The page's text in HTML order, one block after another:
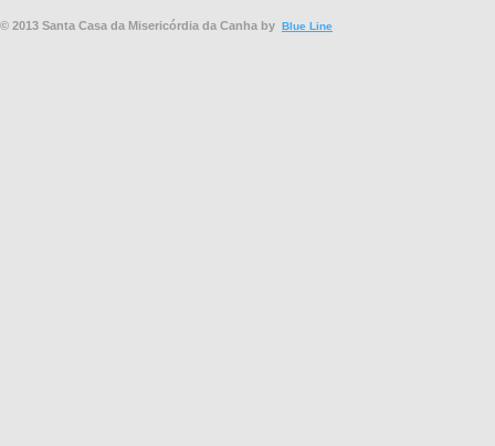
© 2013 Santa Casa da Misericórdia da Canha by Blue Line